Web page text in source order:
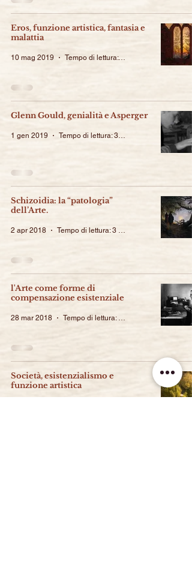
Eros, funzione artistica, fantasia e
malattia
10 mag 2019 Tempo di lettura: 3 min
Glenn Gould, genialità e Asperger
1 gen 2019 Tempo di lettura: 3 min
Schizoidia: la “patologia”
dell’Arte.
2 apr 2018 Tempo di lettura: 3 min
l'Arte come forme di
compensazione esistenziale
28 mar 2018 Tempo di lettura: 2 min
Società, esistenzialismo e
funzione artistica